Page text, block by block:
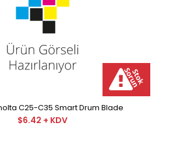
Minolta 500 Siyah Orjinal Drum
€128.25 + KDV
C25-C35 Smart Drum Blade
$6.42 + KDV